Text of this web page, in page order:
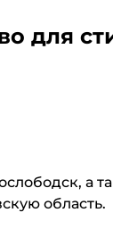
для
а
область.